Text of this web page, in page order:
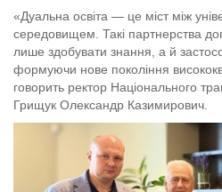
«Дуальна освіта — це міст між
середовищем. Такі партнерства
лише здобувати знання, а й
формуючи нове покоління
говорить ректор Національного
Грищук Олександр Казимирович.